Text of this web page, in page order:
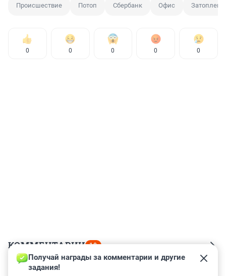
Происшествие Потоп Сбербанк Офис
0 0 0 0 0
КОММЕНТАРИИ 18
Гость
Получай награды за комментарии и другие
задания!